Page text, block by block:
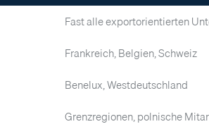
Fast alle exportorientierten
Frankreich, Belgien, Schweiz
Benelux, Westdeutschland
Grenzregionen, polnische